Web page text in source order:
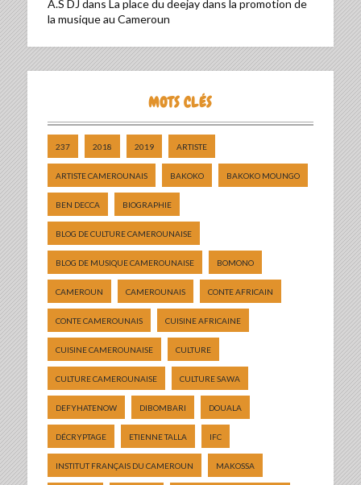
A.S DJ dans La place du deejay dans la promotion de
la musique au Cameroun
MOTS CLÉS
237 2018 2019 ARTISTE
ARTISTE CAMEROUNAIS BAKOKO BAKOKO MOUNGO
BEN DECCA BIOGRAPHIE
BLOG DE CULTURE CAMEROUNAISE
BLOG DE MUSIQUE CAMEROUNAISE BOMONO
CAMEROUN CAMEROUNAIS CONTE AFRICAIN
CONTE CAMEROUNAIS CUISINE AFRICAINE
CUISINE CAMEROUNAISE CULTURE
CULTURE CAMEROUNAISE CULTURE SAWA
DEFYHATENOW DIBOMBARI DOUALA
DÉCRYPTAGE ETIENNE TALLA IFC
INSTITUT FRANÇAIS DU CAMEROUN MAKOSSA